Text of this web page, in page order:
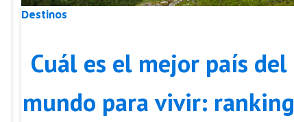
Destinos
Cuál es el mejor país del
mundo para vivir: ranking